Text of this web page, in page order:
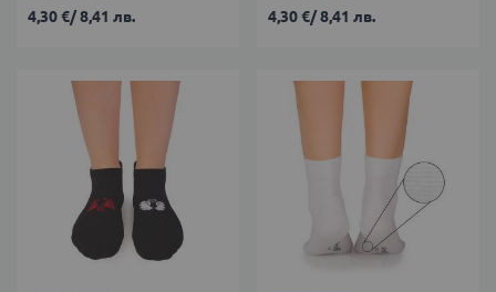
4,30 €/8,41 лв.
4,30 €/8,41 лв.